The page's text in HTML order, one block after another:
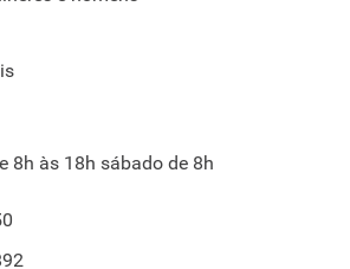
8h às 18h sábado de 8h